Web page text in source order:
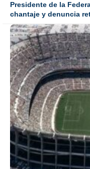
Presidente de la
chantaje y denuncia